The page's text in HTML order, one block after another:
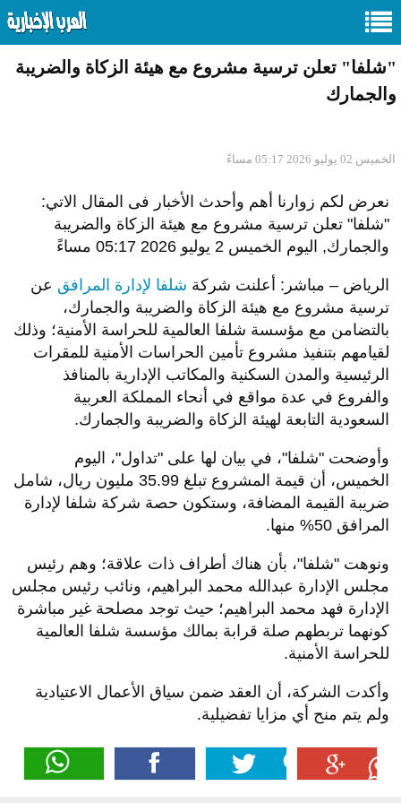
"شلفا" تعلن ترسية مشروع مع هيئة الزكاة والضريبة
والجمارك
الخميس 02 يوليو 2026 05:17 مساءً
نعرض لكم زوارنا أهم وأحدث الأخبار فى المقال الاتي:
"شلفا" تعلن ترسية مشروع مع هيئة الزكاة والضريبة
والجمارك, اليوم الخميس 2 يوليو 2026 05:17 مساءً
الرياض – مباشر: أعلنت شركة شلفا لإدارة المرافق عن
ترسية مشروع مع هيئة الزكاة والضريبة والجمارك،
بالتضامن مع مؤسسة شلفا العالمية للحراسة الأمنية؛ وذلك
لقيامهم بتنفيذ مشروع تأمين الحراسات الأمنية للمقرات
الرئيسية والمدن السكنية والمكاتب الإدارية بالمنافذ
والفروع في عدة مواقع في أنحاء المملكة العربية
السعودية التابعة لهيئة الزكاة والضريبة والجمارك.
وأوضحت "شلفا"، في بيان لها على "تداول"، اليوم
الخميس، أن قيمة المشروع تبلغ 35.99 مليون ريال، شامل
ضريبة القيمة المضافة، وستكون حصة شركة شلفا لإدارة
المرافق 50% منها.
ونوهت "شلفا"، بأن هناك أطراف ذات علاقة؛ وهم رئيس
مجلس الإدارة عبدالله محمد البراهيم، ونائب رئيس مجلس
الإدارة فهد محمد البراهيم؛ حيث توجد مصلحة غير مباشرة
كونهما تربطهم صلة قرابة بمالك مؤسسة شلفا العالمية
للحراسة الأمنية.
وأكدت الشركة، أن العقد ضمن سياق الأعمال الاعتيادية
ولم يتم منح أي مزايا تفضيلية.